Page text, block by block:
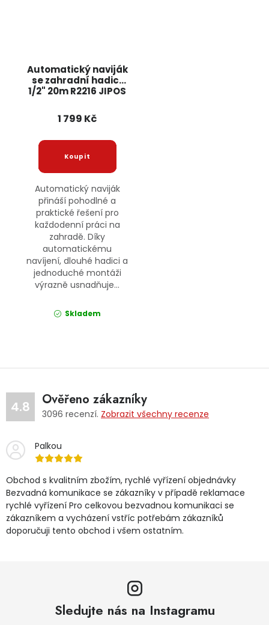
Automatický naviják
se zahradní hadicí
1/2" 20m R2216 JIPOS
1 799 Kč
Automatický naviják
přináší pohodlné a
praktické řešení pro
každodenní práci na
zahradě. Díky
automatickému
navíjení, dlouhé hadici a
jednoduché montáži
výrazně usnadňuje...
Skladem
4.8 Ověřeno zákazníky
3096 recenzí. Zobrazit všechny recenze
Palkou
Obchod s kvalitním zbožím, rychlé vyřízení objednávky
Bezvadná komunikace se zákazníky v případě reklamace
rychlé vyřízení Pro celkovou bezvadnou komunikaci se
zákazníkem a vycházení vstříc potřebám zákazníků
doporučuji tento obchod i všem ostatním.
Sledujte nás na Instagramu